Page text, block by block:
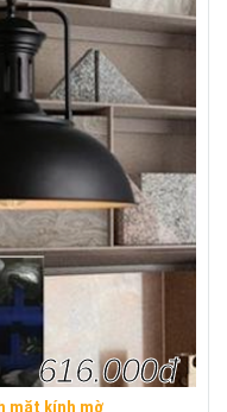
mặt kính mờ
616.000đ